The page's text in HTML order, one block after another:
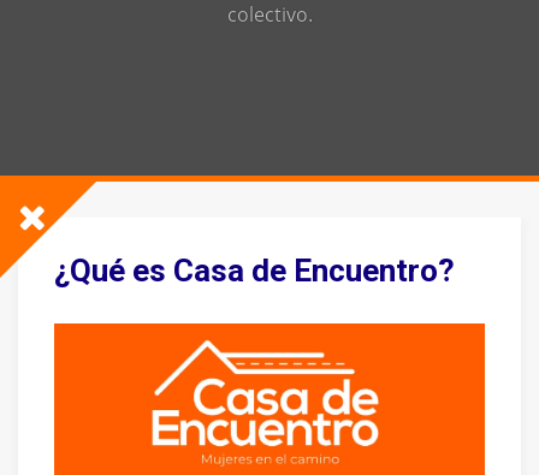
colectivo.
¿Qué es Casa de Encuentro?